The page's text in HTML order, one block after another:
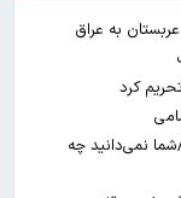
نمی‌دانید چه